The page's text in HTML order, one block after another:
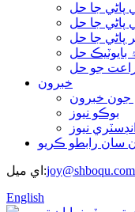
جا حل
پاڻي جا حل
پاڻي جا حل
بايوٽيڪ حل
جو حل
خبرون
جون خبرون
بوڪو نيوز
انڊسٽري نيوز
سان رابطو ڪريو
اي ميل:joy@shboqu.com
English